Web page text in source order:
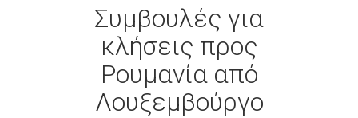
Συμβουλές για
κλήσεις προς
Ρουμανία από
Λουξεμβούργο